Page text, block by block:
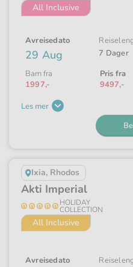
All Inclusive
Avreisedato
29 Aug
7 Dager
Barn fra
1997,-
Pris fra
9497,-
Les mer
Ixia, Rhodos
Akti Imperial
HOLIDAY
COLLECTION
All Inclusive
Avreisedato